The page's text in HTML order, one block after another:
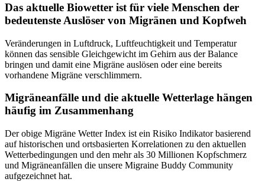
Das aktuelle Biowetter ist für viele Menschen der
bedeutenste Auslöser von Migränen und Kopfweh
Veränderungen in Luftdruck, Luftfeuchtigkeit und Temperatur
können das sensible Gleichgewicht im Gehirn aus der Balance
bringen und damit eine Migräne auslösen oder eine bereits
vorhandene Migräne verschlimmern.
Migräneanfälle und die aktuelle Wetterlage hängen
häufig im Zusammenhang
Der obige Migräne Wetter Index ist ein Risiko Indikator basierend
auf historischen und ortsbasierten Korrelationen zu den aktuellen
Wetterbedingungen und den mehr als 30 Millionen Kopfschmerz
und Migräneanfällen die unsere Migraine Buddy Community
aufgezeichnet hat.